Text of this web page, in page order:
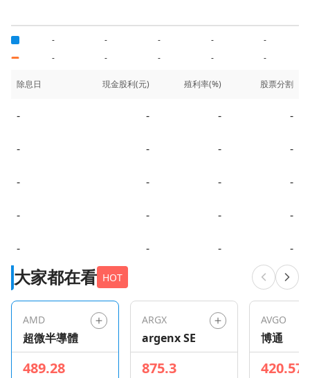
- - - -
-
-
- - - -
除息日 現金股利(元) 殖利率(%) 股票分割
- - - -
- - - -
- - - -
- - - -
- - - -
大家都在看 HOT
AMD
超微半導體
489.28
ARGX
argenx SE
875.3
AVGO
博通
420.57